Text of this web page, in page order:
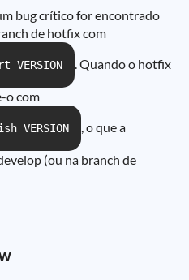
bug crítico for encontrado
de hotfix com
. Quando o hotfix
o com
, o que a
(ou na branch de